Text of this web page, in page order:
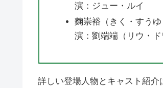
演：ジュー・ルイ
麴崇裕（きく・すうゆ
演：劉端端（リウ・ド
詳しい登場人物とキャスト紹介